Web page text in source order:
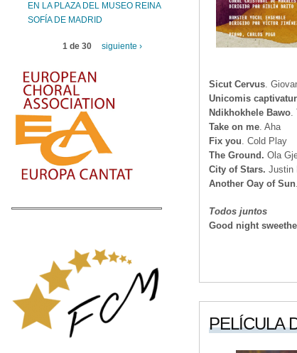
Sicut Cervus.
Unicomis captivatur
Ndikhokhele Bawo.
Take on me. Aha
Fix you . Cold Play
The Ground. Ola
City of Stars. Justin
Another Oay of Sun
Todos juntos
Good night
PELÍCULA
EN LA PLAZA DEL MUSEO REINA
SOFÍA DE MADRID
1 de 30 siguiente ›